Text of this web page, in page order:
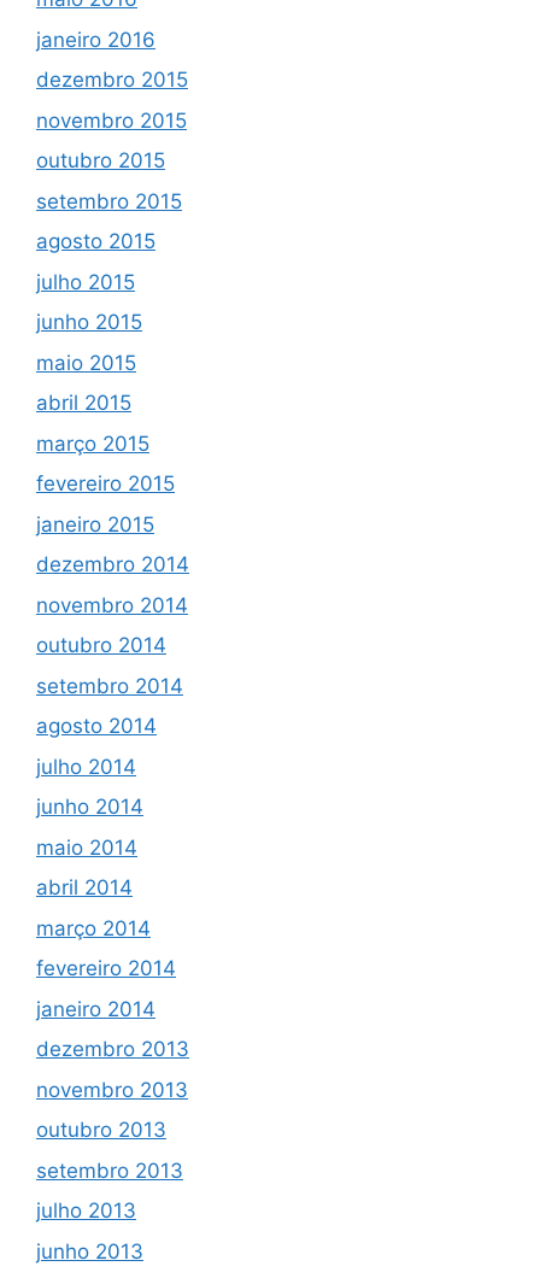
janeiro 2016
dezembro 2015
novembro 2015
outubro 2015
setembro 2015
agosto 2015
julho 2015
junho 2015
maio 2015
abril 2015
março 2015
fevereiro 2015
janeiro 2015
dezembro 2014
novembro 2014
outubro 2014
setembro 2014
agosto 2014
julho 2014
junho 2014
maio 2014
abril 2014
março 2014
fevereiro 2014
janeiro 2014
dezembro 2013
novembro 2013
outubro 2013
setembro 2013
julho 2013
junho 2013